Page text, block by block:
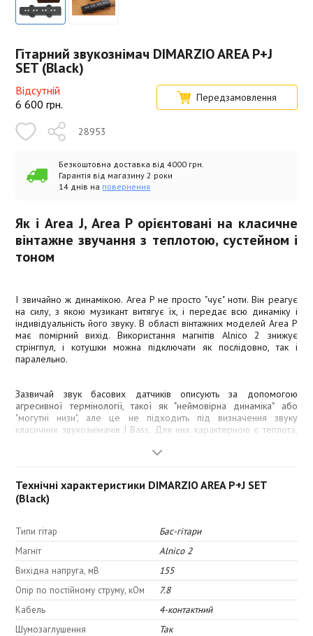
Гітарний звукознімач DIMARZIO AREA P+J
SET (Black)
Відсутній
6 600 грн. Передзамовлення
28953
Безкоштовна доставка від 4000 грн.
Гарантія від магазину 2 роки
14 днів на повернення
Як і Area J, Area P орієнтовані на класичне
вінтажне звучання з теплотою, сустейном і
тоном
І звичайно ж динамікою. Area P не просто "чує" ноти. Він реагує
на силу, з якою музикант витягує їх, і передає всю динаміку і
індивідуальність його звуку. В області вінтажних моделей Area P
має помірний вихід. Використання магнітів Alnico 2 знижує
стрінгпул, і котушки можна підключати як послідовно, так і
паралельно.
Зазвичай звук басових датчиків описують за допомогою
агресивної термінології, такої як "неймовірна динаміка" або
"могутні низи", але це не підходить під визначення звуку
класичних звукознімачів J Bass. Для них характерною є теплота,
точно такі! Вони не дуже гучні, але мають дуже точну атаку, низи
впливати на сустейн струн. Провід включає 4 жили для
можливості підключення як послідовно, так і паралельно.
Набір Area P + J включає в себе Area P і Area
J Bridge для створення класичної
комбінації.
Технічні характеристики DIMARZIO AREA P+J SET
(Black)
Типи гітар
Бас-гітари
Магніт
Alnico 2
Вихідна напруга, мВ
155
Опір по постійному струму, кОм
7.8
Кабель
4-контактний
Шумозаглушення
Так